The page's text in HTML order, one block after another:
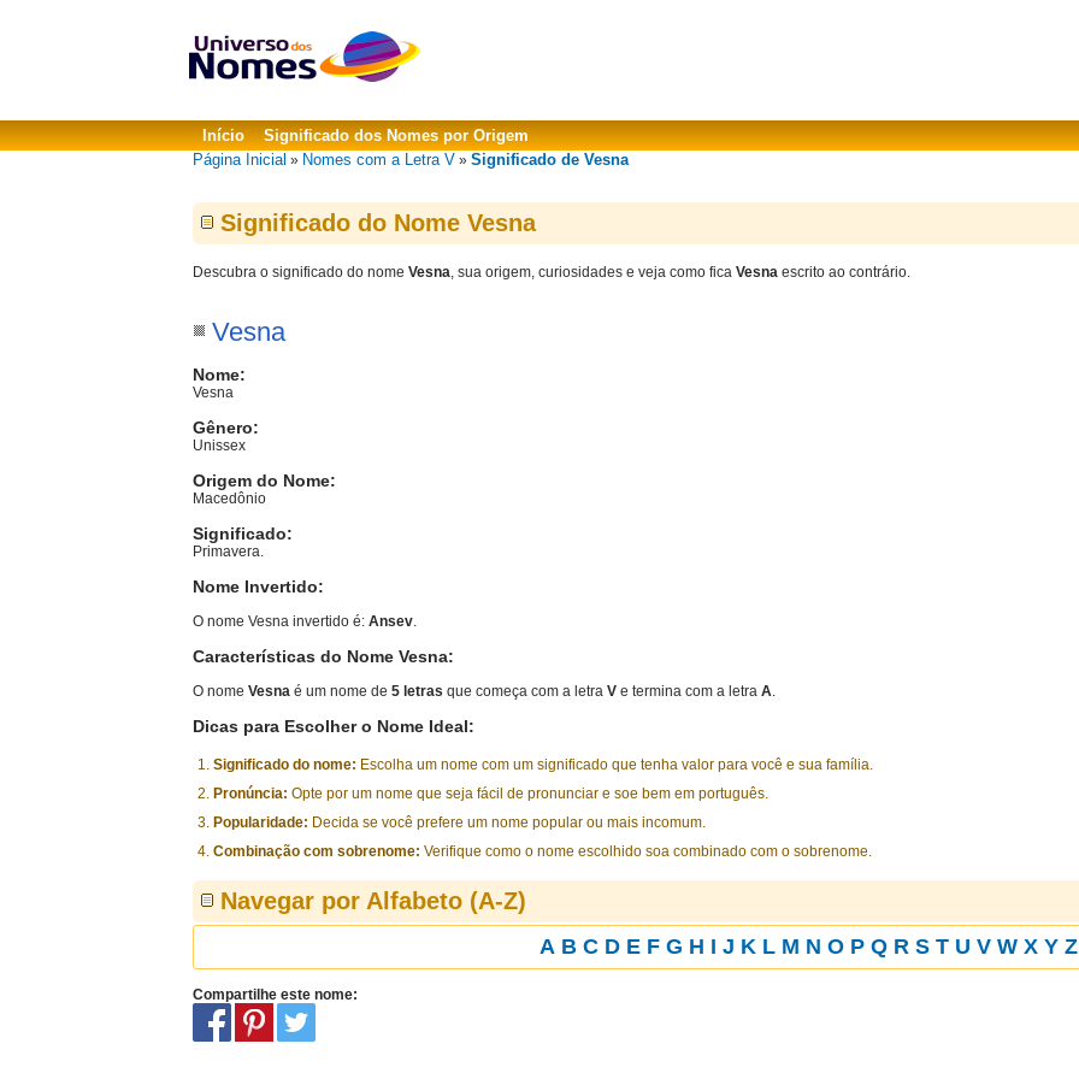
Início
Significado dos Nomes por Origem
Página Inicial » Nomes com a Letra V » Significado de Vesna
Significado do Nome Vesna
Descubra o significado do nome Vesna, sua origem, curiosidades e veja como fica Vesna escrito ao contrário.
Vesna
Nome:
Vesna
Gênero:
Unissex
Origem do Nome:
Macedônio
Significado:
Primavera.
Nome Invertido:
O nome Vesna invertido é: Ansev.
Características do Nome Vesna:
O nome Vesna é um nome de 5 letras que começa com a letra V e termina com a letra A.
Dicas para Escolher o Nome Ideal:
Significado do nome: Escolha um nome com um significado que tenha valor para você e sua família.
Pronúncia: Opte por um nome que seja fácil de pronunciar e soe bem em português.
Popularidade: Decida se você prefere um nome popular ou mais incomum.
Combinação com sobrenome: Verifique como o nome escolhido soa combinado com o sobrenome.
Navegar por Alfabeto (A-Z)
A B C D E F G H I J K L M N O P Q R S T U V W X Y Z
Compartilhe este nome: